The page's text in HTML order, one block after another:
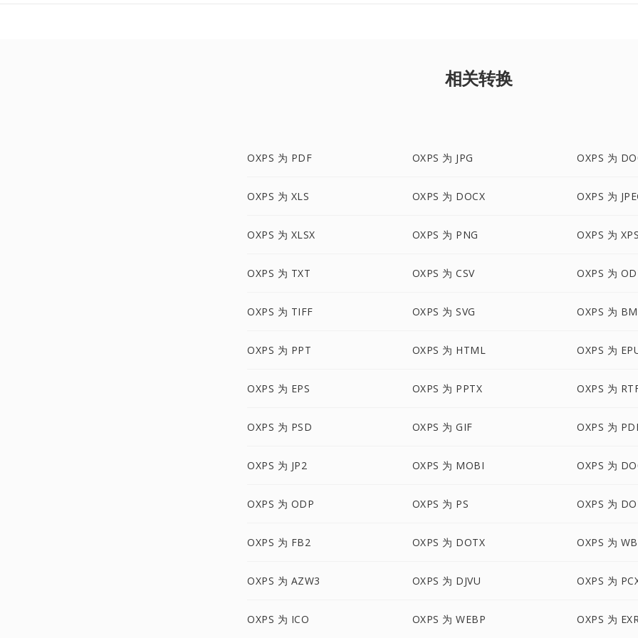
相关转换
OXPS 为 PDF OXPS 为 JPG OXPS 为
OXPS 为 XLS OXPS 为 DOCX OXPS 为
OXPS 为 XLSX OXPS 为 PNG OXPS 为 XPS
OXPS 为 TXT OXPS 为 CSV OXPS 为
OXPS 为 TIFF OXPS 为 SVG OXPS 为
OXPS 为 PPT OXPS 为 HTML OXPS 为
OXPS 为 EPS OXPS 为 PPTX OXPS 为
OXPS 为 PSD OXPS 为 GIF OXPS 为
OXPS 为 JP2 OXPS 为 MOBI OXPS 为
OXPS 为 ODP OXPS 为 PS OXPS 为
OXPS 为 FB2 OXPS 为 DOTX OXPS 为
OXPS 为 AZW3 OXPS 为 DJVU OXPS 为
OXPS 为 ICO OXPS 为 WEBP OXPS 为